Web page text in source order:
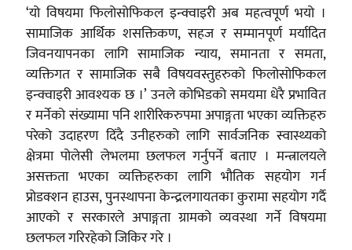
‘यो विषयमा फिलोसोफिकल इन्क्वाइरी अब महत्वपूर्ण भयो ।
सामाजिक आर्थिक शसक्तिकण, सहज र सम्मानपूर्ण मर्यादित
जिवनयापनका लागि सामाजिक न्याय, समानता र समता,
व्यक्तिगत र सामाजिक सबै विषयवस्तुहरुको फिलोसोफिकल
इन्क्वाइरी आवश्यक छ ।’ उनले कोभिडको समयमा धेरै प्रभावित
र मर्नेको संख्यामा पनि शारीरिकरुपमा अपाङ्गता भएका व्यक्तिहरु
परेको उदाहरण दिंदै उनीहरुको लागि सार्वजनिक स्वास्थ्यको
क्षेत्रमा पोलेसी लेभलमा छलफल गर्नुपर्ने बताए । मन्त्रालयले
असक्तता भएका व्यक्तिहरुका लागि भौतिक सहयोग गर्न
प्रोडक्शन हाउस, पुनस्थापना केन्द्रलगायतका कुरामा सहयोग गर्दै
आएको र सरकारले अपाङ्गता ग्रामको व्यवस्था गर्ने विषयमा
छलफल गरिरहेको जिकिर गरे ।